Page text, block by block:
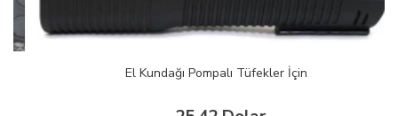
El Kundağı Pompalı Tüfekler İçin